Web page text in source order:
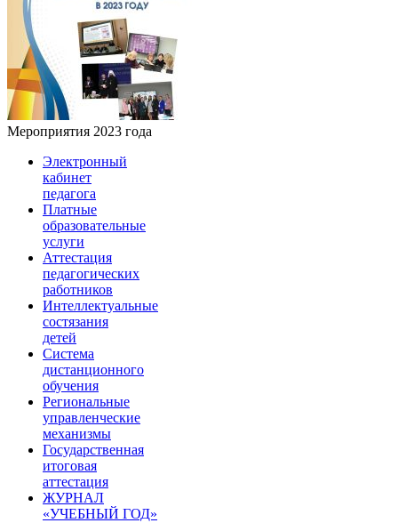
Мероприятия 2023 года
Электронный
кабинет
педагога
Платные
образовательные
услуги
Аттестация
педагогических
работников
Интеллектуальные
состязания
детей
Система
дистанционного
обучения
Региональные
управленческие
механизмы
Государственная
итоговая
аттестация
ЖУРНАЛ
«УЧЕБНЫЙ ГОД»